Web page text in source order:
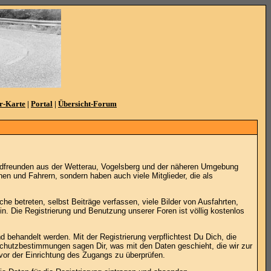
Karte | Portal | Übersicht-Forum
aus der Wetterau, Vogelsberg und der näheren Umgebung
und Fahrern, sondern haben auch viele Mitglieder, die als
betreten, selbst Beiträge verfassen, viele Bilder von Ausfahrten,
Die Registrierung und Benutzung unserer Foren ist völlig kostenlos
behandelt werden. Mit der Registrierung verpflichtest Du Dich, die
sagen Dir, was mit den Daten geschieht, die wir zur
der Einrichtung des Zugangs zu überprüfen.